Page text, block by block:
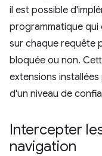
il est possible
programmatique qui
sur chaque requête
bloquée ou non.
extensions
d'un niveau de
Intercepter
navigation